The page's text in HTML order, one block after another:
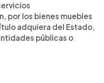
por los bienes muebles
adquiera del Estado,
públicas o